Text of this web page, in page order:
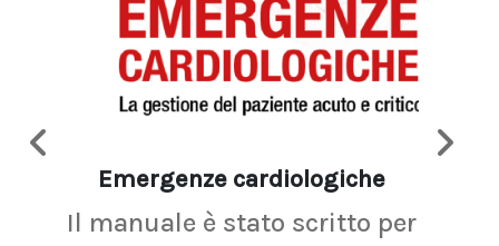
Emergenze cardiologiche
Il manuale è stato scritto per